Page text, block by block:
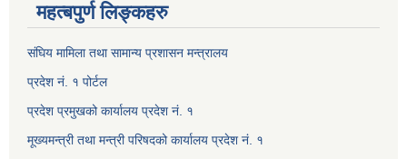
महत्बपुर्ण लिङ्कहरु
संघिय मामिला तथा सामान्य प्रशासन मन्त्रालय
प्रदेश नं. १ पोर्टल
प्रदेश प्रमुखको कार्यालय प्रदेश नं. १
मूख्यमन्त्री तथा मन्त्री परिषदको कार्यालय प्रदेश नं. १